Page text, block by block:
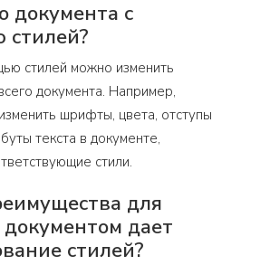
документа с
стилей можно изменить
документа. Например,
шрифты, цвета, отступы
текста в документе,
стили.
для
документом дает
стилей?